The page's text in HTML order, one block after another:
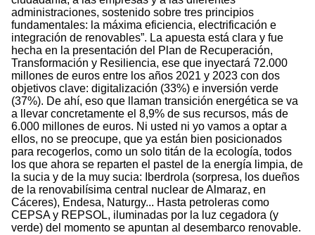
administraciones, sostenido sobre tres principios
fundamentales: la máxima eficiencia, electrificación e
integración de renovables”. La apuesta está clara y fue
hecha en la presentación del Plan de Recuperación,
Transformación y Resiliencia, ese que inyectará 72.000
millones de euros entre los años 2021 y 2023 con dos
objetivos clave: digitalización (33%) e inversión verde
(37%). De ahí, eso que llaman transición energética se va
a llevar concretamente el 8,9% de sus recursos, más de
6.000 millones de euros. Ni usted ni yo vamos a optar a
ellos, no se preocupe, que ya están bien posicionados
para recogerlos, como un solo titán de la ecología, todos
los que ahora se reparten el pastel de la energía limpia, de
la sucia y de la muy sucia: Iberdrola (sorpresa, los dueños
de la renovabilísima central nuclear de Almaraz, en
Cáceres), Endesa, Naturgy... Hasta petroleras como
CEPSA y REPSOL, iluminadas por la luz cegadora (y
verde) del momento se apuntan al desembarco renovable.